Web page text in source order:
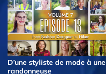
D’une styliste de mode à une
randonneuse